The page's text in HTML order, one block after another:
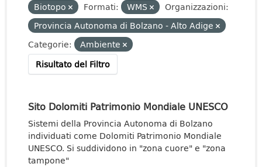
Biotopo
Formati: WMS
Organizzazioni:
Provincia Autonoma di Bolzano - Alto Adige
Categorie:
Ambiente
Risultato del Filtro
Sito Dolomiti Patrimonio Mondiale UNESCO
Sistemi della Provincia Autonoma di Bolzano
individuati come Dolomiti Patrimonio Mondiale
UNESCO. Si suddividono in "zona cuore" e "zona
tampone"